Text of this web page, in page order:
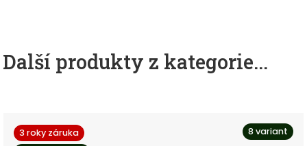
Další produkty z kategorie...
8 variant
3 roky záruka